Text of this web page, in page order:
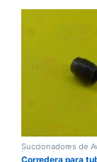
Succionadores de
Levantado
Corredera para